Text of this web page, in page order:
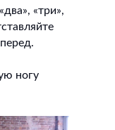
«три»,
ногу